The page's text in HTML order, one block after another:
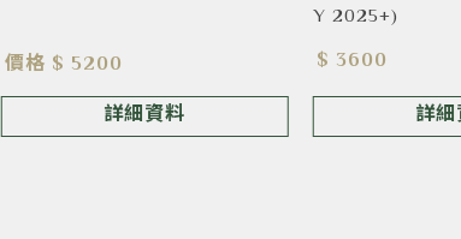
價格 $ 5200
詳細資料
Y 2025+)
$ 3600
詳